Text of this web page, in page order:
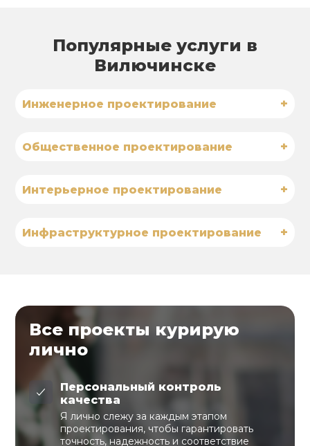
Популярные услуги в
Вилючинске
Инженерное проектирование +
Общественное проектирование +
Интерьерное проектирование +
Инфраструктурное проектирование +
Все проекты курирую
лично
Персональный контроль
качества
Я лично слежу за каждым этапом
проектирования, чтобы гарантировать
точность, надежность и соответствие